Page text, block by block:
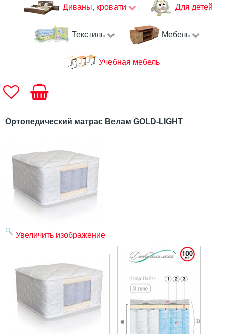
Диваны, кровати Для детей
Текстиль Мебель
Учебная мебель
Ортопедический матрас Велам GOLD-LIGHT
Увеличить изображение